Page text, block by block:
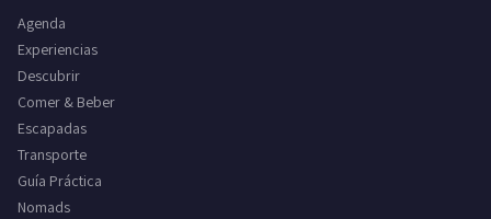
Agenda
Experiencias
Descubrir
Comer & Beber
Escapadas
Transporte
Guía Práctica
Nomads